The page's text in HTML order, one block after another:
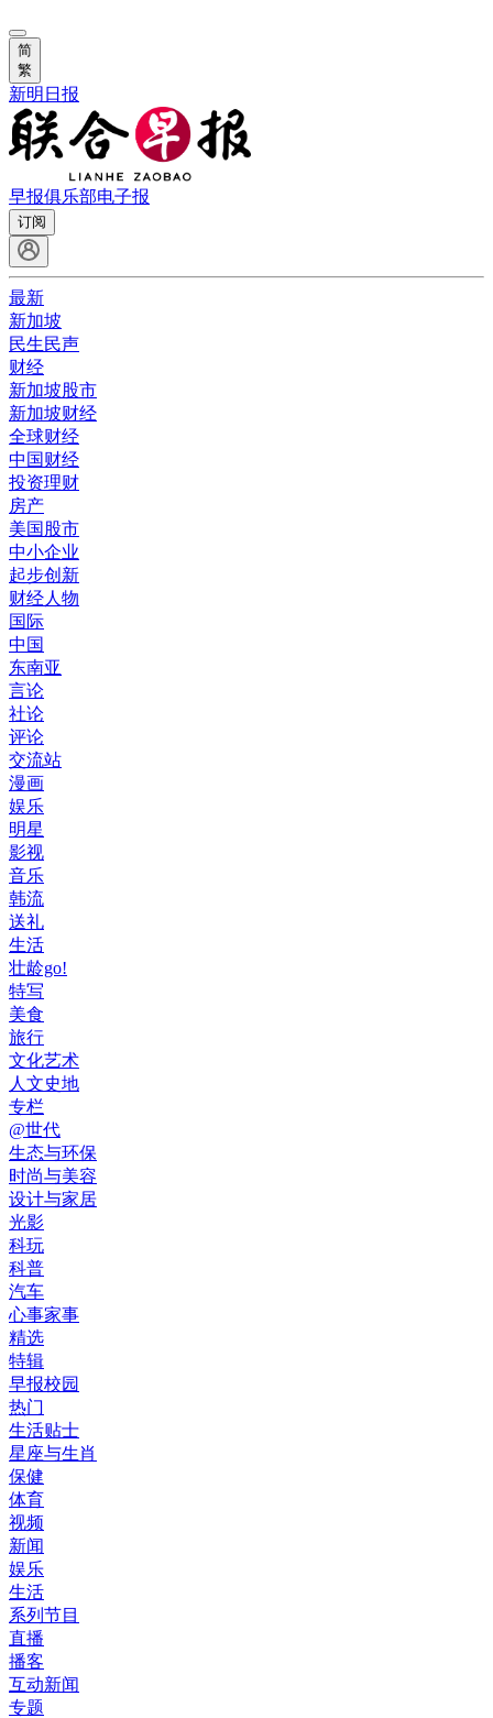
简
繁
新明日报
早报俱乐部电子报
订阅
最新
新加坡
民生民声
财经
新加坡股市
新加坡财经
全球财经
中国财经
投资理财
房产
美国股市
中小企业
起步创新
财经人物
国际
中国
东南亚
言论
社论
评论
交流站
漫画
娱乐
明星
影视
音乐
韩流
送礼
生活
壮龄go!
特写
美食
旅行
文化艺术
人文史地
专栏
@世代
生态与环保
时尚与美容
设计与家居
光影
科玩
科普
汽车
心事家事
精选
特辑
早报校园
热门
生活贴士
星座与生肖
保健
体育
视频
新闻
娱乐
生活
系列节目
直播
播客
互动新闻
专题